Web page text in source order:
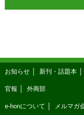
お知らせ 新刊・話題本
官報 外商部
e-honについて メルマガ